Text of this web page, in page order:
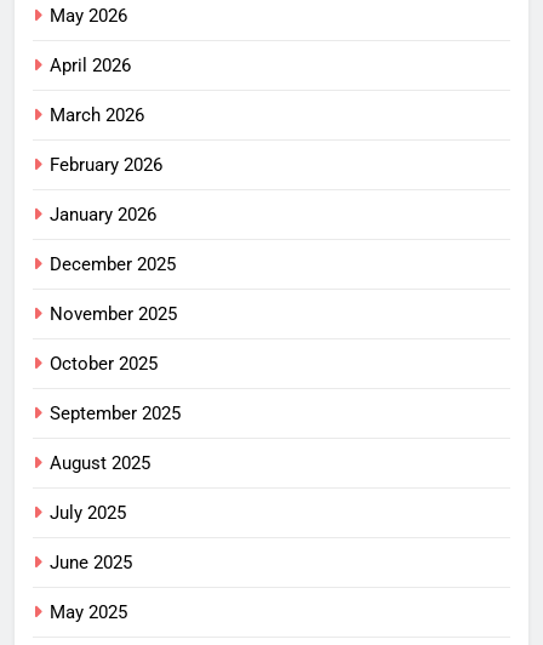
May 2026
April 2026
March 2026
February 2026
January 2026
December 2025
November 2025
October 2025
September 2025
August 2025
July 2025
June 2025
May 2025